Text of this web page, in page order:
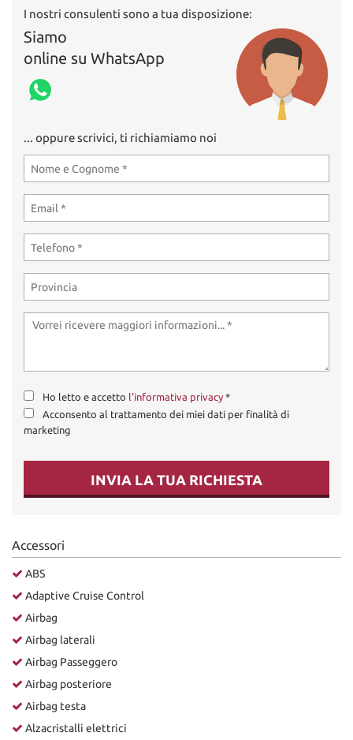
I nostri consulenti sono a tua disposizione:
Siamo
online su WhatsApp
... oppure scrivici, ti richiamiamo noi
Ho letto e accetto l'informativa privacy *
Acconsento al trattamento dei miei dati per finalità di
marketing
INVIA LA TUA RICHIESTA
Accessori
ABS
Adaptive Cruise Control
Airbag
Airbag laterali
Airbag Passeggero
Airbag posteriore
Airbag testa
Alzacristalli elettrici